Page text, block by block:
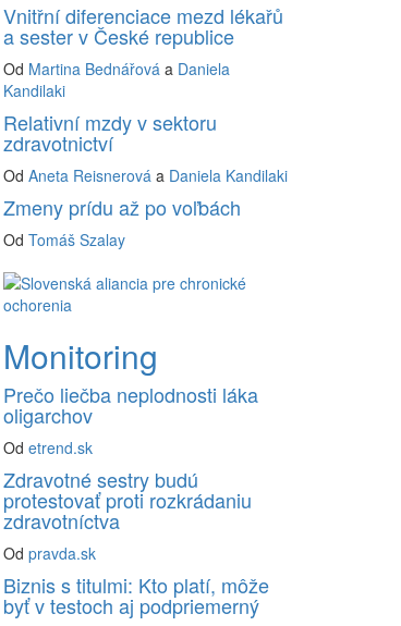
Vnitřní diferenciace mezd lékařů
a sester v České republice
Od Martina Bednářová a Daniela
Kandilaki
Relativní mzdy v sektoru
zdravotnictví
OdAneta Reisnerová a Daniela Kandilaki
Zmeny prídu až po voľbách
OdTomáš Szalay
Monitoring
Prečo liečba neplodnosti láka
oligarchov
Odetrend.sk
Zdravotné sestry budú
protestovať proti rozkrádaniu
zdravotníctva
Odpravda.sk
Biznis s titulmi: Kto platí, môže
byť v testoch aj podpriemerný